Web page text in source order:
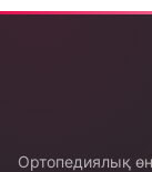
Ортопедиялық